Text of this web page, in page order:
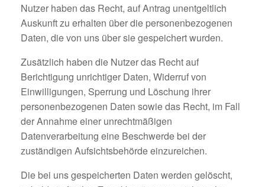
Nutzer haben das Recht, auf Antrag unentgeltlich
Auskunft zu erhalten über die personenbezogenen
Daten, die von uns über sie gespeichert wurden.
Zusätzlich haben die Nutzer das Recht auf
Berichtigung unrichtiger Daten, Widerruf von
Einwilligungen, Sperrung und Löschung ihrer
personenbezogenen Daten sowie das Recht, im Fall
der Annahme einer unrechtmäßigen
Datenverarbeitung eine Beschwerde bei der
zuständigen Aufsichtsbehörde einzureichen.
Die bei uns gespeicherten Daten werden gelöscht,